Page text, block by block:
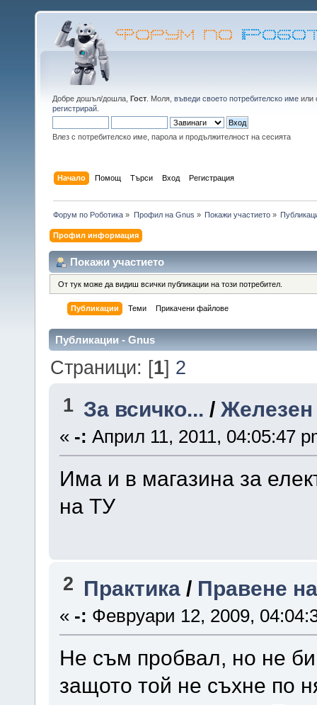
Добре дошъл/дошла, Гост . Моля, въведи своето потребителско име или
регистрирай
Влез с потребителско име, парола и продължителност на сесията
Начало Помощ Търси Вход Регистрация
Форум по Роботика » Профил на Gnus » Покажи участието»
Профил информация
Покажи участието
От тук може да видиш всички публикации на този потребител.
Публикации Теми Прикачени файлове
Публикации - Gnus
Страници: [1] 2
1 За всичко... /Железен
« -: Април 11, 2011, 04:05:47
Има и в магазина за
на ТУ
2 Практика / Правене
« -: Февруари 12, 2009,
Не съм пробвал, но не
защото той не съхне по